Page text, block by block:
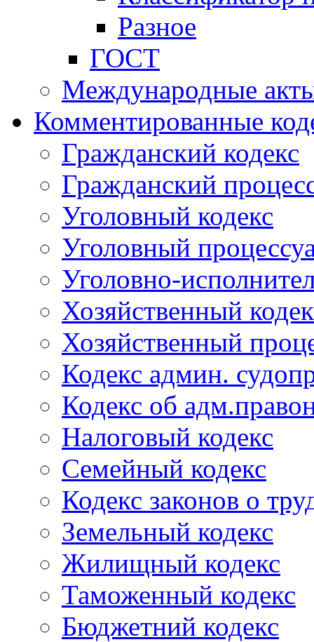
Разное
ГОСТ
Международные
Комментированные
Гражданский кодекс
Гражданский
Уголовный кодекс
Уголовный
Уголовно-
Хозяйственный
Хозяйственный
Кодекс админ.
Кодекс об
Налоговый кодекс
Семейный кодекс
Кодекс законов о
Земельный кодекс
Жилищный кодекс
Таможенный кодекс
Бюджетний кодекс